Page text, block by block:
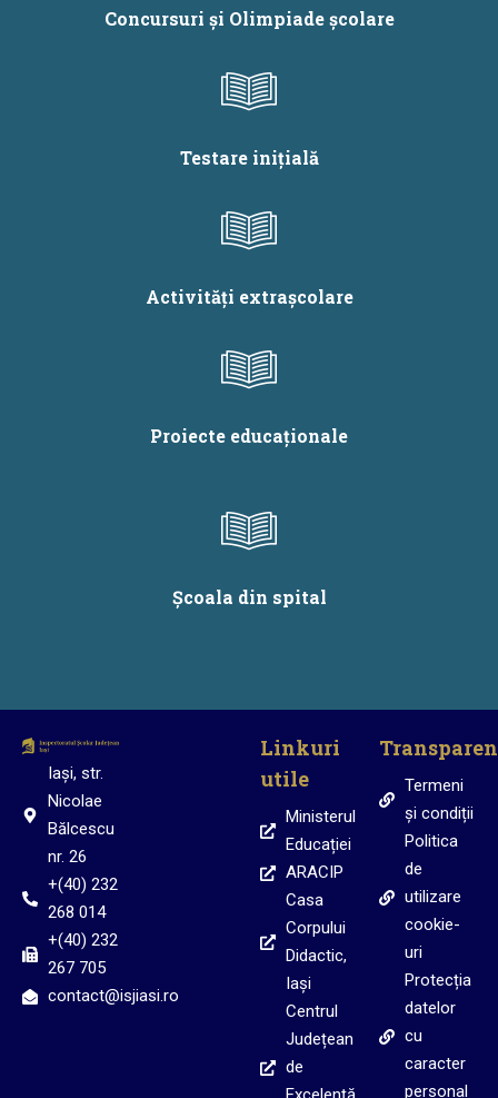
Concursuri și Olimpiade școlare
Testare inițială
Activități extrașcolare
Proiecte educaționale
Școala din spital
Iași, str.
Nicolae
Bălcescu
nr. 26
+(40) 232
268 014
+(40) 232
267 705
contact@isjiasi.ro
Linkuri
utile
Ministerul
Educației
ARACIP
Casa
Corpului
Didactic,
Iași
Centrul
Județean
de
Termeni
și condiții
Politica
de
utilizare
cookie-
uri
Protecția
datelor
cu
caracter
personal